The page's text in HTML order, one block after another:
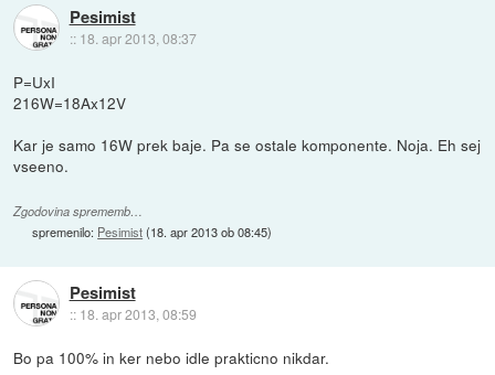
Pesimist
:: 18. apr 2013, 08:37
P=UxI
216W=18Ax12V
Kar je samo 16W prek baje. Pa se ostale komponente. Noja. Eh sej
vseeno.
Zgodovina sprememb…
spremenilo: Pesimist(18. apr 2013 ob 08:45)
Pesimist
:: 18. apr 2013, 08:59
Bo pa 100% in ker nebo idle prakticno nikdar.